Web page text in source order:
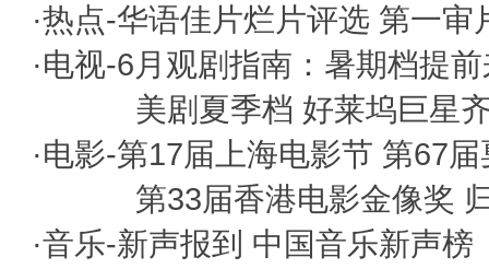
·热点-华语佳片烂片评选 第一审
·电视-6月观剧指南：暑期档提
美剧夏季档 好莱坞巨星
·电影-第17届上海电影节 第67
第33届香港电影金像奖
·音乐-新声报到 中国音乐新声榜